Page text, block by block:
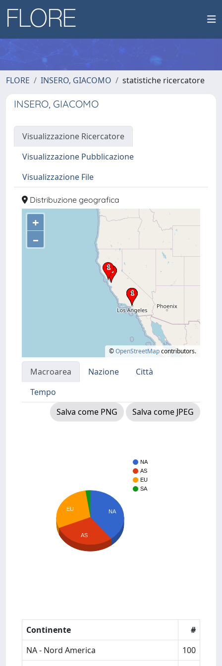
FLORE INSERO, GIACOMO statistiche ricercatore
INSERO, GIACOMO
Visualizzazione Ricercatore
Visualizzazione Pubblicazione
Visualizzazione File
Distribuzione geografica
+
–
©OpenStreetMapcontributors.
Macroarea Nazione
Città
Tempo
Salva come PNG
Salva come JPEG
NA
AS
EU
SA
NA
EU
AS
Continente
#
NA - Nord America
100